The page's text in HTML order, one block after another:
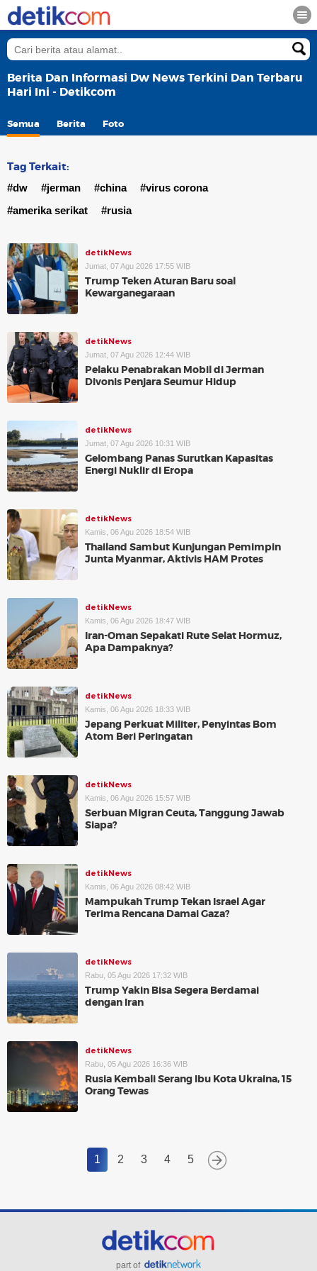
Berita Dan Informasi Dw News Terkini Dan Terbaru
Hari Ini - Detikcom
Semua Berita Foto
Tag Terkait:
#dw #jerman #china
#virus corona
#amerika serikat
#rusia
detikNews
Jumat, 07 Agu 2026 17:55 WIB
Trump Teken Aturan Baru soal
Kewarganegaraan
detikNews
Jumat, 07 Agu 2026 12:44 WIB
Pelaku Penabrakan Mobil di Jerman
Divonis Penjara Seumur Hidup
detikNews
Jumat, 07 Agu 2026 10:31 WIB
Gelombang Panas Surutkan Kapasitas
Energi Nuklir di Eropa
detikNews
Kamis, 06 Agu 2026 18:54 WIB
Thailand Sambut Kunjungan Pemimpin
Junta Myanmar, Aktivis HAM Protes
detikNews
Kamis, 06 Agu 2026 18:47 WIB
Iran-Oman Sepakati Rute Selat Hormuz,
Apa Dampaknya?
detikNews
Kamis, 06 Agu 2026 18:33 WIB
Jepang Perkuat Militer, Penyintas Bom
Atom Beri Peringatan
detikNews
Kamis, 06 Agu 2026 15:57 WIB
Serbuan Migran Ceuta, Tanggung Jawab
Siapa?
detikNews
Kamis, 06 Agu 2026 08:42 WIB
Mampukah Trump Tekan Israel Agar
Terima Rencana Damai Gaza?
detikNews
Rabu, 05 Agu 2026 17:32 WIB
Trump Yakin Bisa Segera Berdamai
dengan Iran
detikNews
Rabu, 05 Agu 2026 16:36 WIB
Rusia Kembali Serang Ibu Kota Ukraina, 15
Orang Tewas
1 2 3 4 5
part of